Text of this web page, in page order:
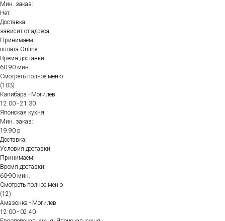
Мин. заказ:
Нет
Доставка:
зависит от адреса
Принимаем:
оплата Online
Время доставки:
60-90 мин.
Смотреть полное меню
(103)
Капибара - Могилев
12:00 - 21:30
Японская кухня
Мин. заказ:
19.90 р
Доставка:
Условия доставки
Принимаем:
Время доставки:
60-90 мин.
Смотреть полное меню
(12)
Амазонка - Могилев
12:00 - 02:40